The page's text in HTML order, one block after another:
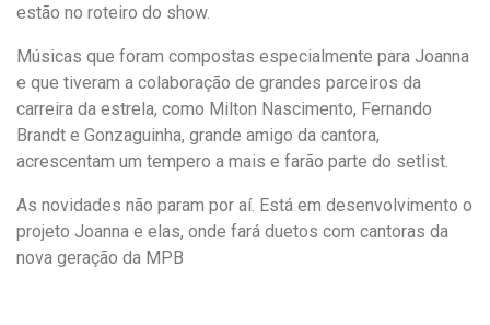
estão no roteiro do show.
Músicas que foram compostas especialmente para Joanna
e que tiveram a colaboração de grandes parceiros da
carreira da estrela, como Milton Nascimento, Fernando
Brandt e Gonzaguinha, grande amigo da cantora,
acrescentam um tempero a mais e farão parte do setlist.
As novidades não param por aí. Está em desenvolvimento o
projeto Joanna e elas, onde fará duetos com cantoras da
nova geração da MPB